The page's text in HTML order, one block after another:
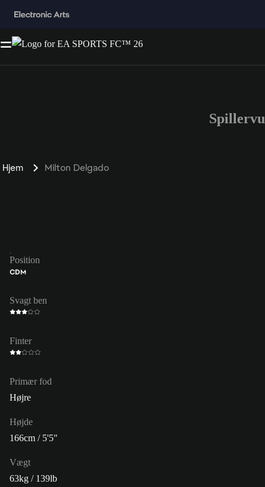
Hjem Milton Delgado
Position
CDM
Svagt ben
Finter
Primær fod
Højre
Højde
166cm / 5'5"
Vægt
63kg / 139lb